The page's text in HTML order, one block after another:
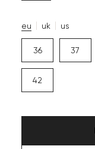
eu uk us
36 37
42